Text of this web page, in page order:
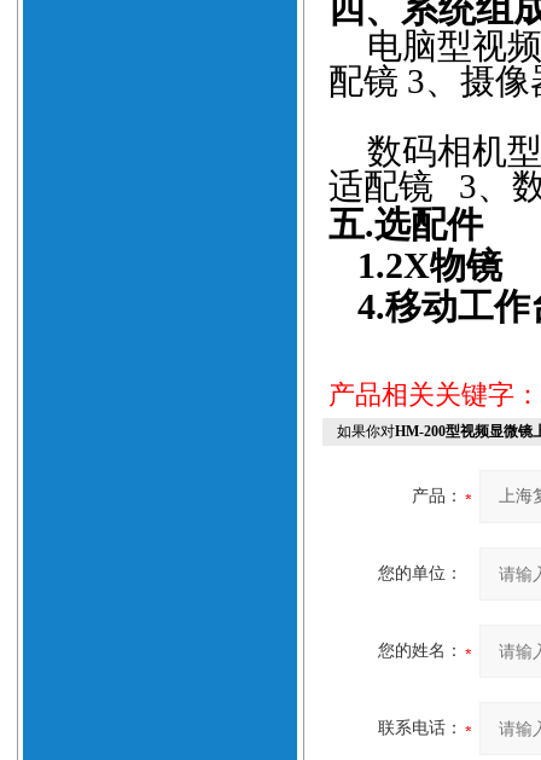
四、 系统组
电脑型视
配镜 3、摄像
数码相机
适配镜 3、
五.选配件
1.2X物镜
4.移动工作
产品相关关键字
如果你对HM-200型视频显微镜
产品：
您的单位：
您的姓名：
联系电话：